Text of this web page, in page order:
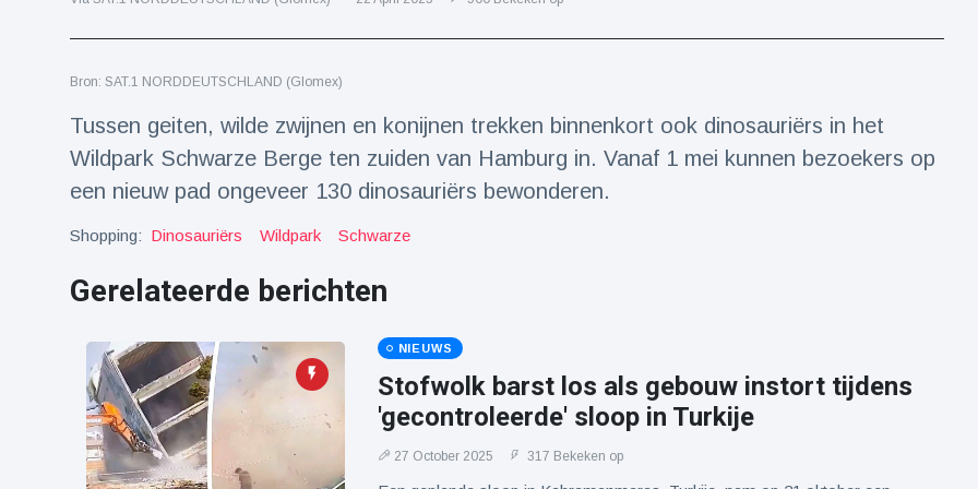
(77)
Draakachtig
zeedier
aangespoeld
17 July
43 Bekeken
beelden:
stunts
Een van de
grootste
radiotelescopen
ter wereld stort
in
9 May
16035 Bekeken
op
Bron: SAT.1 NORDDEUTSCHLAND (Glomex)
Tussen geiten, wilde zwijnen en konijnen trekken binnenkort ook dinosauriërs in het
Wildpark Schwarze Berge ten zuiden van Hamburg in. Vanaf 1 mei kunnen bezoekers op
een nieuw pad ongeveer 130 dinosauriërs bewonderen.
Shopping: Dinosauriërs Wildpark Schwarze
Gerelateerde berichten
NIEUWS
Stofwolk barst los als gebouw instort tijdens
'gecontroleerde' sloop in Turkije
27 October 2025 317 Bekeken op